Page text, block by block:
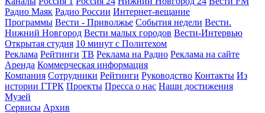
Радио Маяк Радио России Интернет-вещание
Программы Вести - Приволжье События недели Вести.
Нижний Новгород Вести малых городов Вести-Интервью
Открытая студия 10 минут с Политехом
Реклама Рейтинги ТВ Реклама на Радио Реклама на сайте
Аренда Коммерческая информация
Компания Сотрудники Рейтинги Руководство Контакты Из
истории ГТРК Проекты Пресса о нас Наши достижения
Музей
Сервисы Архив